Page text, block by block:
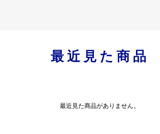
最近見た商品
最近見た商品がありません。